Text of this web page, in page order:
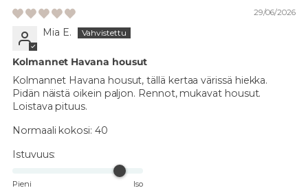
29/06/2026
Mia E.
Kolmannet Havana housut
Kolmannet Havana housut, tällä kertaa värissä hiekka.
Pidän näistä oikein paljon. Rennot, mukavat housut.
Loistava pituus.
Normaali kokosi: 40
Istuvuus:
Pieni Iso